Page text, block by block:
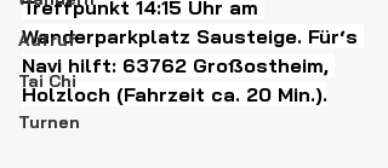
Aufruf
Tai Chi
Turnen
Treffpunkt 14:15 Uhr am
Wanderparkplatz Sausteige. Für‘s
Navi hilft: 63762 Großostheim,
Holzloch (Fahrzeit ca. 20 Min.).